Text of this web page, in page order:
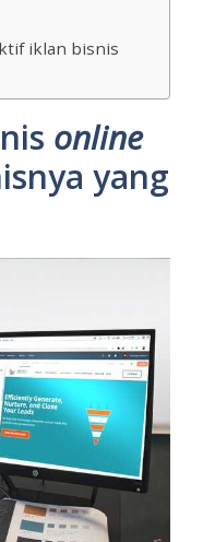
iklan bisnis
online
yang